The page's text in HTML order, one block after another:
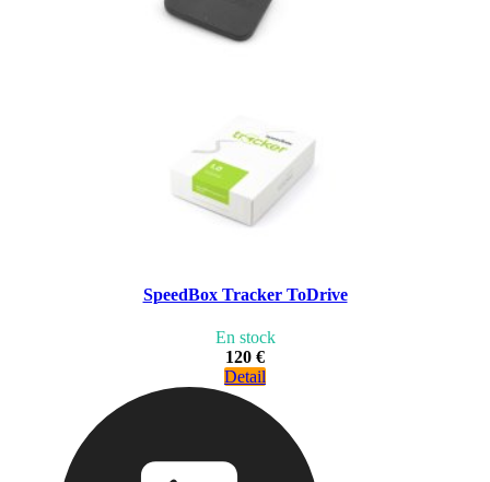
SpeedBox Tracker ToDrive
En stock
120 €
Detail